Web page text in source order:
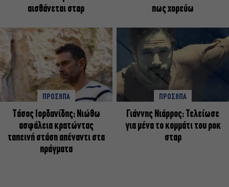
αισθάνεται σταρ
πως χορεύω
ΠΡΟΣΩΠΑ
Tάσος Ιορδανίδης: Νιώθω
ασφάλεια κρατώντας
ταπεινή στάση απέναντι στα
πράγματα
ΠΡΟΣΩΠΑ
Γιάννης Νιάρρος: Τελείωσε
για μένα το κομμάτι του ροκ
σταρ